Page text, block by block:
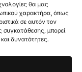
θα μας
χαρακτήρα, όπως
σε αυτόν τον
συγκατάθεσης, μπορεί
δυνατότητες.
Σταυροί
Βραχιόλια
Βέρες
Custom Made